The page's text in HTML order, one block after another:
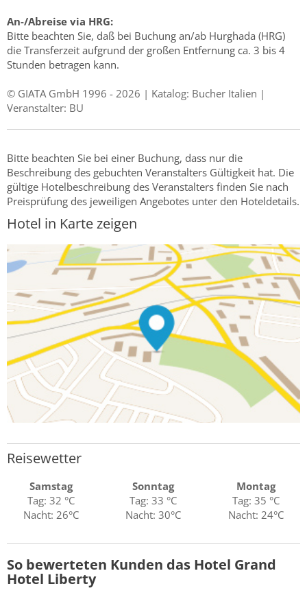
An-/Abreise via HRG:
Bitte beachten Sie, daß bei Buchung an/ab Hurghada (HRG)
die Transferzeit aufgrund der großen Entfernung ca. 3 bis 4
Stunden betragen kann.
© GIATA GmbH 1996 - 2026 | Katalog: Bucher Italien |
Veranstalter: BU
Bitte beachten Sie bei einer Buchung, dass nur die
Beschreibung des gebuchten Veranstalters Gültigkeit hat. Die
gültige Hotelbeschreibung des Veranstalters finden Sie nach
Preisprüfung des jeweiligen Angebotes unter den Hoteldetails.
Hotel in Karte zeigen
Reisewetter
Samstag
Tag: 32 °C
Nacht: 26°C
Sonntag
Tag: 33 °C
Nacht: 30°C
Montag
Tag: 35 °C
Nacht: 24°C
So bewerteten Kunden das Hotel Grand
Hotel Liberty